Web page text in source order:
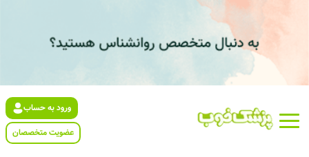
ورود به حساب
عضویت متخصصان